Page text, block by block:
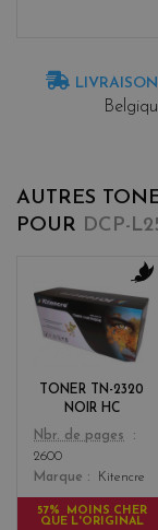
AUTRES
POUR DCP-
TONER TN-2320
NOIR HC
Color
b
l
a
c
Nbr. de pages
2600
Marque
Kitencre
57% MOINS CHER
QUE L'ORIGINAL